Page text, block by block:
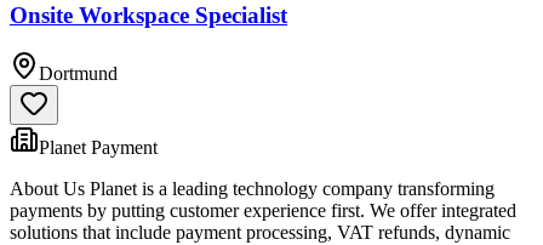
Onsite Workspace Specialist
Dortmund
Planet Payment
About Us Planet is a leading technology company transforming
payments by putting customer experience first. We offer integrated
solutions that include payment processing, VAT refunds, dynamic